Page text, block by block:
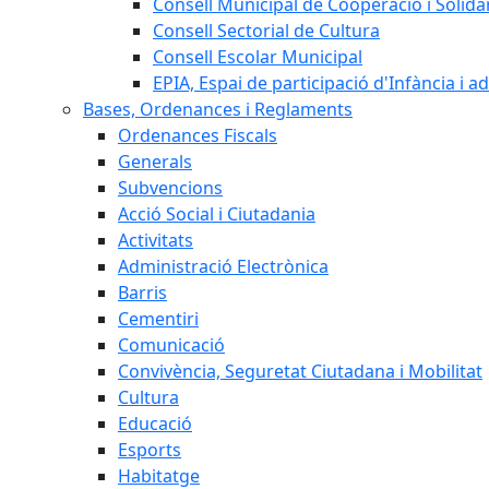
Consell Sectorial de Cultura
Consell Escolar Municipal
EPIA, Espai de participació d'Infància i
Bases, Ordenances i Reglaments
Ordenances Fiscals
Generals
Subvencions
Acció Social i Ciutadania
Activitats
Administració Electrònica
Barris
Cementiri
Comunicació
Convivència, Seguretat Ciutadana i Mobilitat
Cultura
Educació
Esports
Habitatge